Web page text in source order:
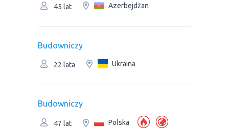
45 lat Azerbejdżan
Budowniczy
22 lata Ukraina
Budowniczy
47 lat Polska